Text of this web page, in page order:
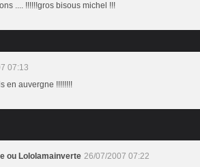
.... !!!!!!gros bisous michel !!!
07:13
en auvergne !!!!!!!!
ou Lololamainverte 26/07/2007 07:22